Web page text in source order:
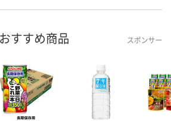
すすめ商品 スポンサー